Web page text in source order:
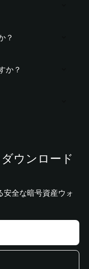
？
か？
ウンロード
全な暗号資産ウォ